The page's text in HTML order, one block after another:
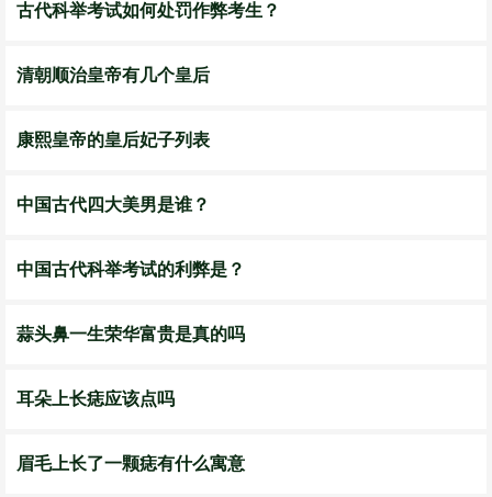
古代科举考试如何处罚作弊考生？
清朝顺治皇帝有几个皇后
康熙皇帝的皇后妃子列表
中国古代四大美男是谁？
中国古代科举考试的利弊是？
蒜头鼻一生荣华富贵是真的吗
耳朵上长痣应该点吗
眉毛上长了一颗痣有什么寓意